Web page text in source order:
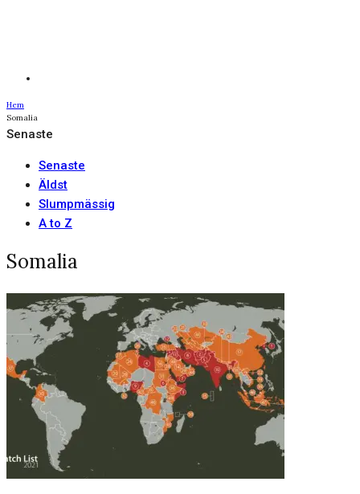
Hem
Somalia
Senaste
Senaste
Äldst
Slumpmässig
A to Z
Somalia